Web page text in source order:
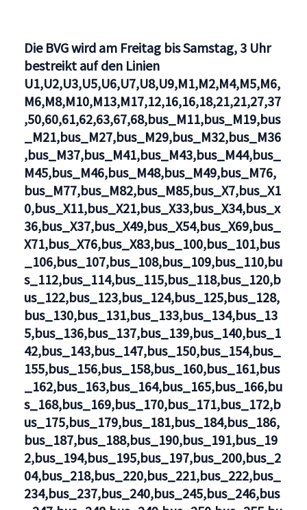
Die BVG wird am Freitag bis Samstag, 3 Uhr
bestreikt auf den Linien
U1,U2,U3,U5,U6,U7,U8,U9,M1,M2,M4,M5,M6,
M6,M8,M10,M13,M17,12,16,16,18,21,21,27,37
,50,60,61,62,63,67,68,bus_M11,bus_M19,bus
_M21,bus_M27,bus_M29,bus_M32,bus_M36
,bus_M37,bus_M41,bus_M43,bus_M44,bus_
M45,bus_M46,bus_M48,bus_M49,bus_M76,
bus_M77,bus_M82,bus_M85,bus_X7,bus_X1
0,bus_X11,bus_X21,bus_X33,bus_X34,bus_x
36,bus_X37,bus_X49,bus_X54,bus_X69,bus_
X71,bus_X76,bus_X83,bus_100,bus_101,bus
_106,bus_107,bus_108,bus_109,bus_110,bu
s_112,bus_114,bus_115,bus_118,bus_120,b
us_122,bus_123,bus_124,bus_125,bus_128,
bus_130,bus_131,bus_133,bus_134,bus_13
5,bus_136,bus_137,bus_139,bus_140,bus_1
42,bus_143,bus_147,bus_150,bus_154,bus_
155,bus_156,bus_158,bus_160,bus_161,bus
_162,bus_163,bus_164,bus_165,bus_166,bu
s_168,bus_169,bus_170,bus_171,bus_172,b
us_175,bus_179,bus_181,bus_184,bus_186,
bus_187,bus_188,bus_190,bus_191,bus_19
2,bus_194,bus_195,bus_197,bus_200,bus_2
04,bus_218,bus_220,bus_221,bus_222,bus_
234,bus_237,bus_240,bus_245,bus_246,bus